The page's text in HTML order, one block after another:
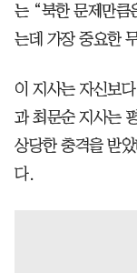
는 “북한 문제만큼
는데 가장 중요한
이 지사는 자신보
과 최문순 지사는
상당한 충격을 받
다.